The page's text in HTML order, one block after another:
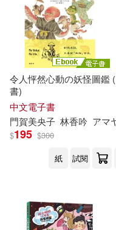
世一編輯部(61)
賈德江（主編）(60)
中公教育教師招
信美編輯部(59)
（美）傑夫·金尼(59)
北京大學醫學出版
上海音樂出版社
重慶大學出版社
湖南科學技術出
湖南美術出版社
令人怦然心動の妖怪圖鑑
書)
中文電子書
門賀美央子 林香吟 アマヤギ
$195 $300
紙
試閱